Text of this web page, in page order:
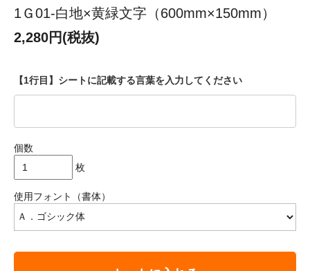
1Ｇ01-白地×黄緑文字（600mm×150mm）
2,280円(税抜)
【1行目】シートに記載する言葉を入力してください
個数
枚
使用フォント（書体）